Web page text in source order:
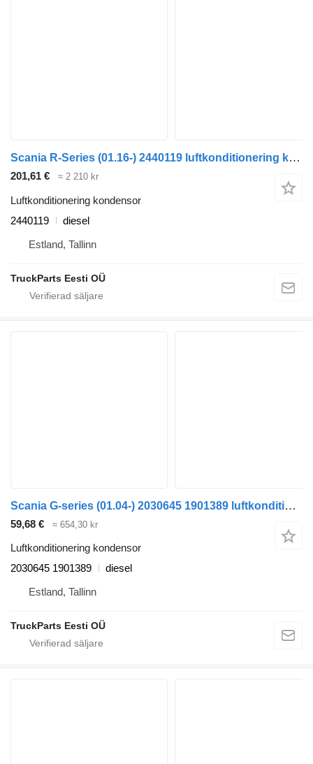
Scania R-Series (01.16-) 2440119 luftkonditionering kondensor till Scania L,P,G,R,S-series (2016-) dragbil
201,61 € ≈ 2 210 kr
Luftkonditionering kondensor
2440119
diesel
Estland, Tallinn
TruckParts Eesti OÜ
Scania G-series (01.04-) 2030645 1901389 luftkonditionering kondensor till Scania P,G,R,T-series (2004-2017) dragbil
59,68 € ≈ 654,30 kr
Luftkonditionering kondensor
2030645 1901389
diesel
Estland, Tallinn
TruckParts Eesti OÜ